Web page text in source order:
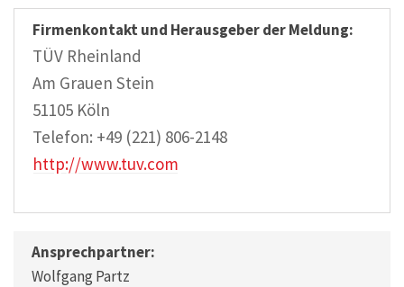
Firmenkontakt und Herausgeber der Meldung:
TÜV Rheinland
Am Grauen Stein
51105 Köln
Telefon: +49 (221) 806-2148
http://www.tuv.com
Ansprechpartner:
Wolfgang Partz